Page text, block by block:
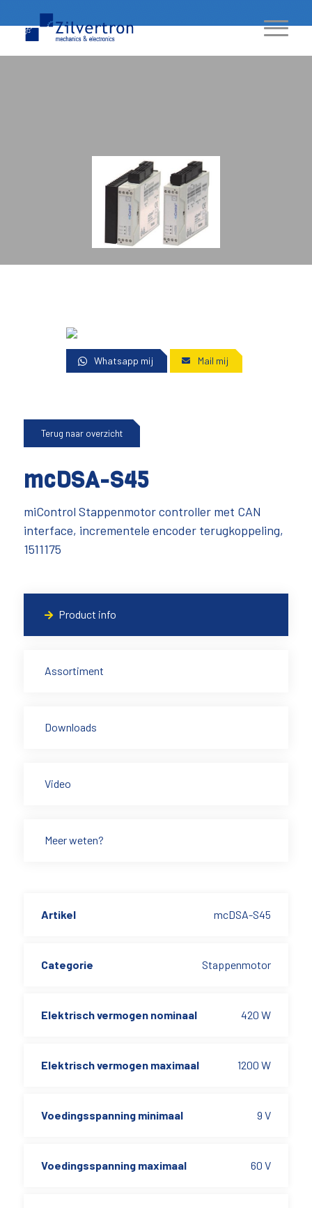
Whatsapp mij Mail mij
Terug naar overzicht
mcDSA-S45
miControl Stappenmotor controller met CAN
interface, incrementele encoder terugkoppeling,
1511175
Product info
Assortiment
Downloads
Video
Meer weten?
Artikel mcDSA-S45
Categorie Stappenmotor
Elektrisch vermogen nominaal 420 W
Elektrisch vermogen maximaal 1200 W
Voedingsspanning minimaal 9 V
Voedingsspanning maximaal 60 V